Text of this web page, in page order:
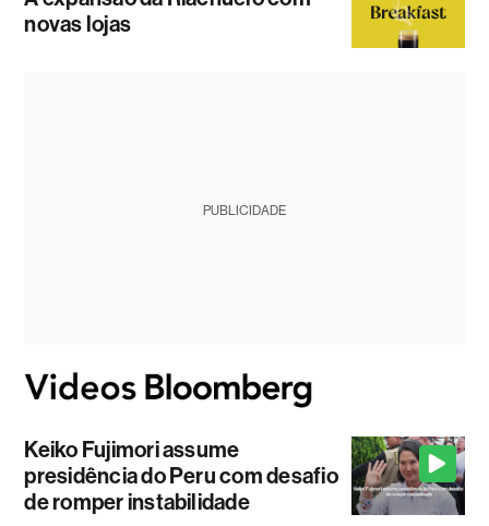
novas lojas
PUBLICIDADE
Keiko Fujimori assume
presidência do Peru com desafio
de romper instabilidade